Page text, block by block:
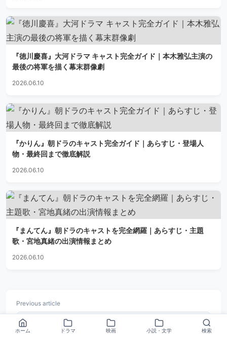
『徳川慶喜』大河ドラマ キャスト完全ガイド｜本木雅弘主演の
最後の将軍を描く幕末群像劇
2026.06.10
『かりん』朝ドラのキャスト完全ガイド｜あらすじ・登場人
物・最終回まで徹底解説
2026.06.10
『まんてん』朝ドラのキャストを完全網羅｜あらすじ・主題
歌・宮地真緒の出演情報まとめ
2026.06.10
Previous article
ドラマ
ホーム ドラマ 映画 小説・文学 検索